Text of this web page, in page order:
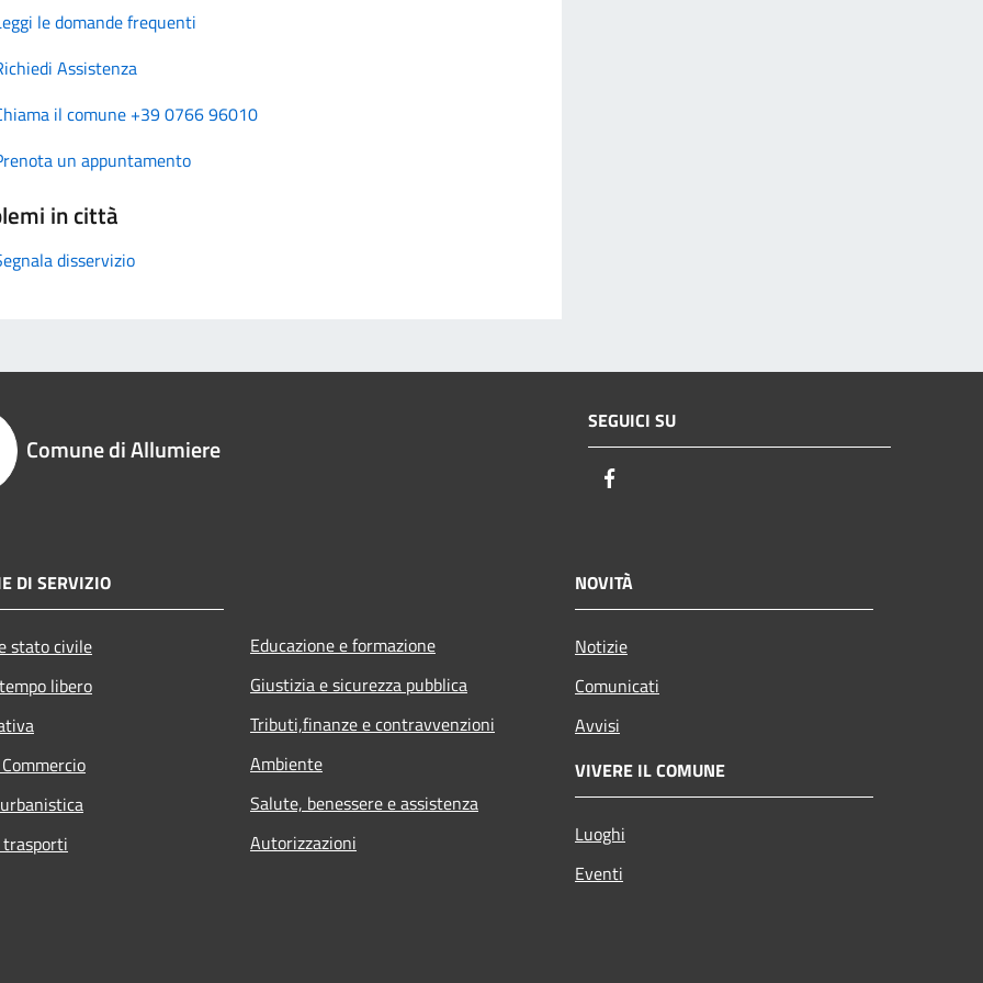
le domande frequenti
Assistenza
il comune +39 0766 96010
un appuntamento
in città
disservizio
Comune di Allumiere
SEGUICI SU
DI SERVIZIO
stato civile
libero
Educazione e formazione
Giustizia e sicurezza pubblica
Tributi,finanze e contravvenzioni
Ambiente
Salute, benessere e assistenza
Autorizzazioni
NOVITÀ
Notizie
Comunicati
Avvisi
VIVERE IL COMUNE
Luoghi
Eventi